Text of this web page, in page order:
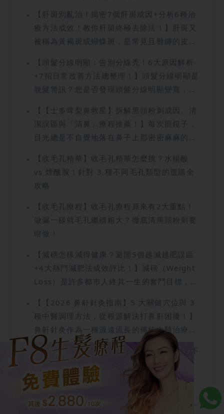
【肝斑別亂治！揭密7個肝斑成因+分析6種治
療方法成效！教你肝斑終極去除法！】肝斑又
被稱為黃褐斑或蝴蝶斑，是常見且難纏的皮膚
模糊的斑塊出現在臉頰、前額和上唇，就像蝴
蝶一樣，影響皮膚外觀，也打擊自信心。關於
肝斑的傳聞眾說紛紜，有人說跟肝不好有關，
也有人說治療了還是會復發。這篇文章將帶你
全面了解肝斑的成因與治療方法，從肝斑是甚
麼、肝斑的形成原因到專業治療，讓你治療肝
有獨家去斑優惠大放送，千萬別錯過了！
【頭髮分線明顯：告別分線禿！6大原因解析
+7招日常改善方法總整理！】頭髮分線明顯是
脫髮警訊？您是否發現頭髮分線明顯變寬，頭
變化，正是頭髮發出求救訊號！分線變寬不僅
影響美觀和髮型，更是脫髮的最早警訊。許多
人因分線明顯而感到困擾，急於尋找分線明顯
怎麼辦的改善方式。這篇文章將為您解析背後
的原因、徵兆，並提供專業的改善方法和治療
方法，助您及早採取行動，改善頭髮分線問
千萬別錯過！
【【士多啤梨鼻救星】拆解黑頭粉刺成因、清
潔誤區與「清鼻」療程推薦！】每次照鏡子，
目光總是不自覺地落在鼻子上那密密麻麻的黑
黑頭粉刺總是頑強地透出來，令妝容顯得髒髒
的，這就是讓無數香港女生崩潰的「士多啤梨
鼻」。要在潮濕悶熱的香港徹底擺脫這個困
擾，單靠擠壓或撕拉式鼻貼是行不通的。本文
將為妳深入剖析士多啤梨鼻的成因，拆解常見
護理地雷，並提供真正有效的解決方案。
【收毛孔精華】收毛孔精華怎麼挑？水楊酸
vs 煙酰胺！針對 3 種不同毛孔類型的選購全
攻略
【收毛孔療程】收毛孔療程原來有2大重點！
做漏一樣就毛孔繼續粗大？徹底清黑頭粉刺要
咁做！
【減磅怎樣減得健康？避開5個越減越肥誤區
+4大熱門減肥法成效評比！】減磅（Weight
Loss）是許多都市人終其一生的奮鬥目標，然
的減肥方法而陷入反覆復胖的「溜溜球效應」
循環。事實上，成功且健康的減肥並不只是為
了追求體重計上數字的下降，傳統的減肥觀念
往往讓人聯想到痛苦的飢餓感與極端斷食，但
這類方法常因熱量攝取過低而導致肌肉流失及
代謝下降。本文將從科學原理出發，帶妳深入
了解各類熱門的斷食法、減肥餐單以及專業的
醫療級消脂療程，助妳在減肥過程中少走彎
【【2026 鼻鼾針灸指南】5 大關鍵穴位與 3
種中醫調理方法，從根源解決打鼻鼾困擾！】
鼻鼾針灸作為一種源遠流長的傳統中醫治療方
法，近年來在臨床上被證實是改善打鼻鼾問題
的高效、非入侵性方案。許多鼻鼾患者在長期
受困於睡眠不彰、工作效率下降後，紛紛轉向
尋求中醫治療，希望透過針灸治療從根本調理
體質。鼻鼾針灸的核心原理在於透過精準刺激
特定穴位，調動體內氣血，並強化呼吸道肌肉
【睡眠呼吸機】睡眠呼吸機分3種，4類人絕不
宜用！即睇睡眠呼吸機點揀同價格，最平
3,800有交易！